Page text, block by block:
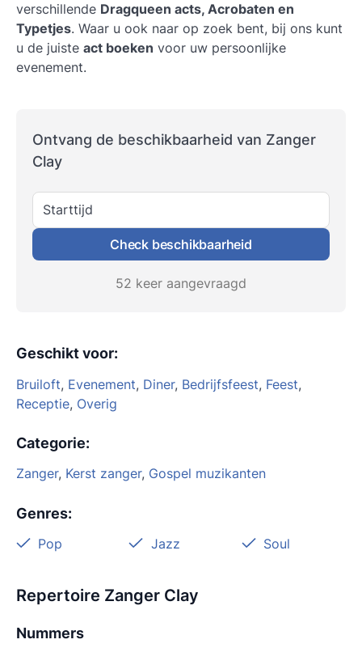
verschillende Dragqueen acts, Acrobaten en
Typetjes. Waar u ook naar op zoek bent, bij ons kunt
u de juiste act boeken voor uw persoonlijke
evenement.
Ontvang de beschikbaarheid van Zanger
Clay
Starttijd
Check beschikbaarheid
52 keer aangevraagd
Geschikt voor:
Bruiloft, Evenement, Diner, Bedrijfsfeest, Feest,
Receptie, Overig
Categorie:
Zanger, Kerst zanger, Gospel muzikanten
Genres:
Pop Jazz Soul
Repertoire Zanger Clay
Nummers